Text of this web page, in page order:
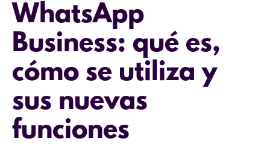
WhatsApp
Business: qué es,
cómo se utiliza y
sus nuevas
funciones